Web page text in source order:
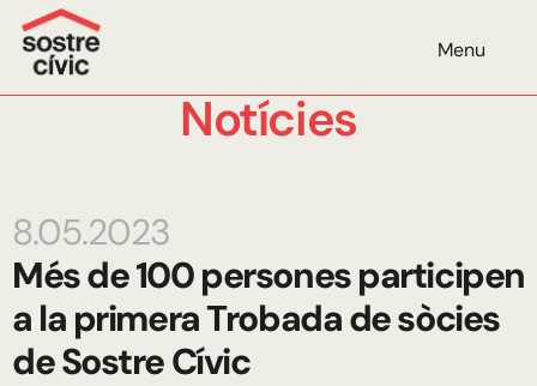
Menu
Notícies
8.05.2023
Més de 100 persones participen
a la primera Trobada de sòcies
de Sostre Cívic